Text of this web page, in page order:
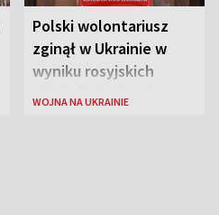
Polski wolontariusz
zginął w Ukrainie w
wyniku rosyjskich
działań zbrojnych
WOJNA NA UKRAINIE